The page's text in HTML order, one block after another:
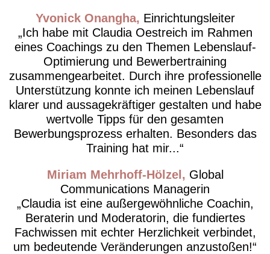
Yvonick Onangha
Einrichtungsleiter
Ich habe mit Claudia Oestreich im Rahmen
eines Coachings zu den Themen Lebenslauf-
Optimierung und Bewerbertraining
zusammengearbeitet. Durch ihre professionelle
Unterstützung konnte ich meinen Lebenslauf
klarer und aussagekräftiger gestalten und habe
wertvolle Tipps für den gesamten
Bewerbungsprozess erhalten. Besonders das
Training hat mir...
Miriam Mehrhoff-Hölzel
Global
Communications Managerin
Claudia ist eine außergewöhnliche Coachin,
Beraterin und Moderatorin, die fundiertes
Fachwissen mit echter Herzlichkeit verbindet,
um bedeutende Veränderungen anzustoßen!